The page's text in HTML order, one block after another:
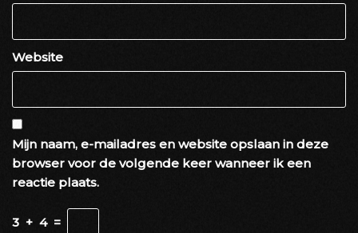
Website
Mijn naam, e-mailadres en website opslaan in deze
browser voor de volgende keer wanneer ik een
reactie plaats.
3 + 4 =